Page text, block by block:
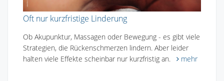
Oft nur kurzfristige Linderung
Ob Akupunktur, Massagen oder Bewegung - es gibt viele
Strategien, die Rückenschmerzen lindern. Aber leider
halten viele Effekte scheinbar nur kurzfristig an.
mehr